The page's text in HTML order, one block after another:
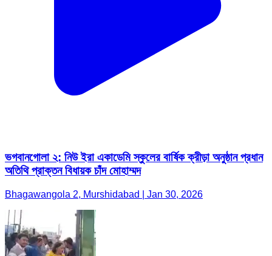
ভগবানগোলা ২: নিউ ইরা একাডেমি স্কুলের বার্ষিক ক্রীড়া অনুষ্ঠান প্রধান
অতিথি প্রাক্তন বিধায়ক চাঁদ মোহাম্মদ
Bhagawangola 2, Murshidabad | Jan 30, 2026